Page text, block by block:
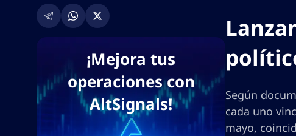
¡Mejora tus
operaciones con
AltSignals!
Según
cada uno
mayo,